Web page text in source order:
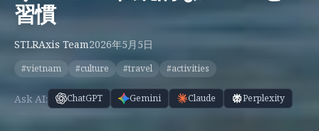
習慣
STLRAxis Team2026年5月5日
#vietnam #culture #travel #activities
Ask AI: ChatGPT Gemini Claude Perplexity